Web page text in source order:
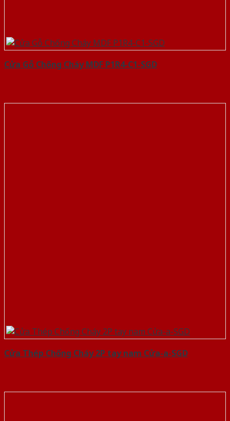
Cửa Gỗ Chống Cháy MDF P1R4-C1-SGD
Cửa Thép Chống Cháy 2P tay nam Cửa-a-SGD